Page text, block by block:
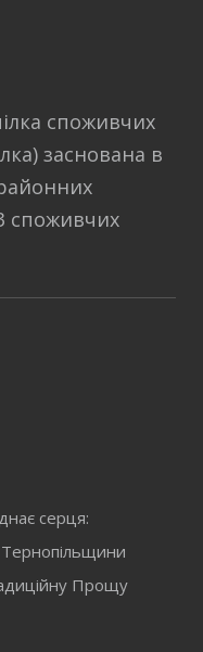
споживчих
заснована в
споживчих
серця:
Прощу